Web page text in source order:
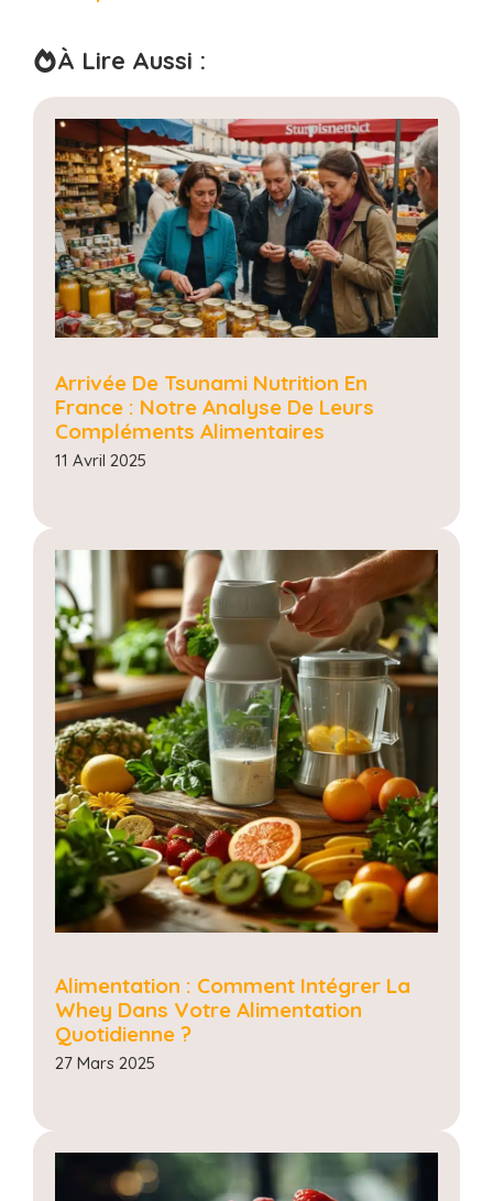
À Lire Aussi :
Arrivée De Tsunami Nutrition En
France : Notre Analyse De Leurs
Compléments Alimentaires
11 Avril 2025
Alimentation : Comment Intégrer La
Whey Dans Votre Alimentation
Quotidienne ?
27 Mars 2025